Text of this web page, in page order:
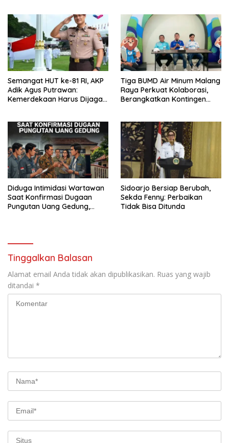
Semangat HUT ke-81 RI, AKP
Adik Agus Putrawan:
Kemerdekaan Harus Dijaga
Tiga BUMD Air Minum Malang
Raya Perkuat Kolaborasi,
Berangkatkan Kontingen
Diduga Intimidasi Wartawan
Saat Konfirmasi Dugaan
Pungutan Uang Gedung,
Sidoarjo Bersiap Berubah,
Sekda Fenny: Perbaikan
Tidak Bisa Ditunda
Tinggalkan Balasan
Alamat email Anda tidak akan dipublikasikan. Ruas yang wajib
ditandai *